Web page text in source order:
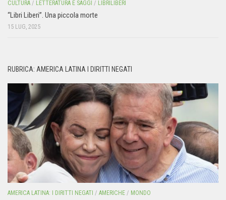
CULTURA / LETTERATURA E SAGGI / LIBRILIBERI
“Libri Liberi”. Una piccola morte
15 LUG, 2025
RUBRICA: AMERICA LATINA I DIRITTI NEGATI
AMERICA LATINA: I DIRITTI NEGATI / AMERICHE / MONDO